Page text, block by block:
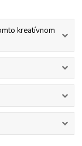
kreatívnom